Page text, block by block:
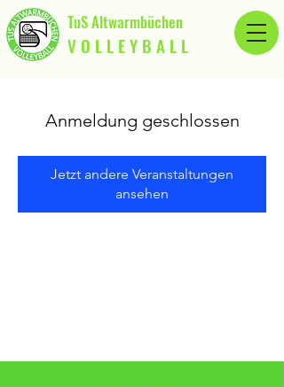
TuS Altwarmbüchen
V O L L E Y B A L L
Anmeldung geschlossen
Jetzt andere Veranstaltungen
ansehen